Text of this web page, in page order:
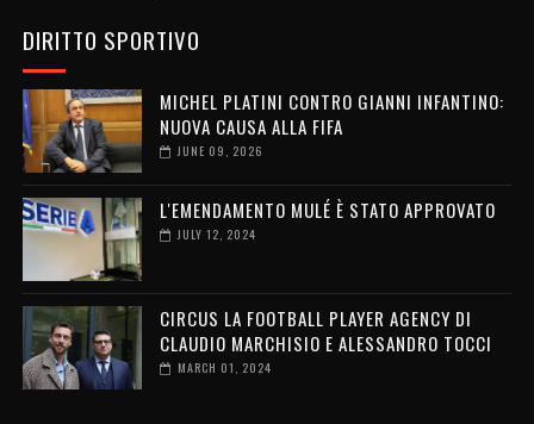
DIRITTO SPORTIVO
MICHEL PLATINI CONTRO GIANNI INFANTINO:
NUOVA CAUSA ALLA FIFA
JUNE 09, 2026
L'EMENDAMENTO MULÉ È STATO APPROVATO
JULY 12, 2024
CIRCUS LA FOOTBALL PLAYER AGENCY DI
CLAUDIO MARCHISIO E ALESSANDRO TOCCI
MARCH 01, 2024